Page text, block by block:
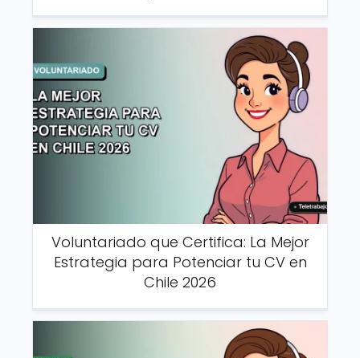
Voluntariado que Certifica: La Mejor
Estrategia para Potenciar tu CV en
Chile 2026